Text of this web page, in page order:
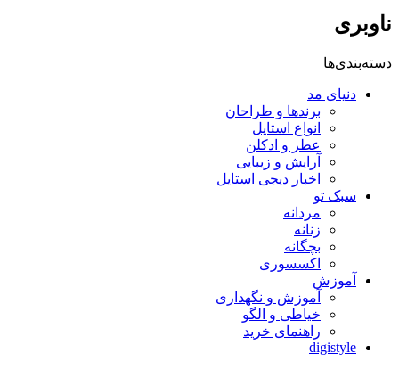
ناوبری
دسته‌بندی‌ها
دنیای مد
برندها و طراحان
انواع استایل
عطر و ادکلن
آرایش و زیبایی
اخبار دیجی استایل
سبک تو
مردانه
زنانه
بچگانه
اکسسوری
آموزش
آموزش و نگهداری
خیاطی و الگو
راهنمای خرید
digistyle